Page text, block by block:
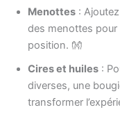
Menottes :
des menottes pour
position. 👐
Cires et huiles :
diverses, une
transformer